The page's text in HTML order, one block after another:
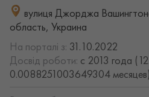
вулиця Джорджа
область, Украина
На порталі з: 31.10.2022
Досвід роботи: с 2013 года
0.0088251003649304 месяцев)